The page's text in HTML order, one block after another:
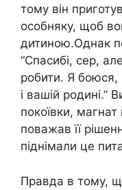
тому він
особняку, щоб
дитиною.Однак
“Спасибі, сер,
робити. Я боюся,
і вашій родині.”
покоївки,
поважав її
піднімали це
Правда в тому,